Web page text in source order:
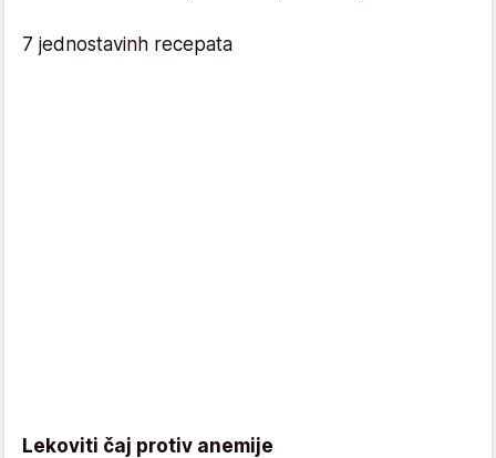
7 jednostavinh recepata
Lekoviti čaj protiv anemije